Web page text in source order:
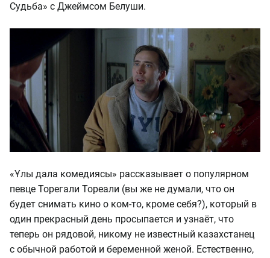
Судьба» с Джеймсом Белуши.
«Ұлы дала комедиясы» рассказывает о популярном
певце Торегали Тореали (вы же не думали, что он
будет снимать кино о ком-то, кроме себя?), который в
один прекрасный день просыпается и узнаёт, что
теперь он рядовой, никому не известный казахстанец
с обычной работой и беременной женой. Естественно,